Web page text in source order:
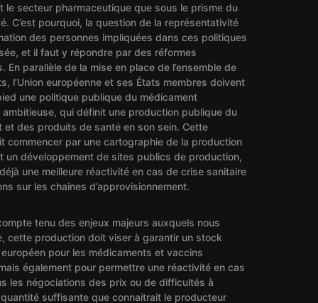
le secteur pharmaceutique que sous le prisme du
C’est pourquoi, la question de la représentativité
des personnes impliquées dans ces politiques
et il faut y répondre par des réformes
En parallèle de la mise en place de l’ensemble de
l’Union européenne et ses États membres doivent
une politique publique du médicament
ambitieuse, qui définit une production publique du
et des produits de santé en son sein. Cette
commencer par une cartographie de la production
un développement de sites publics de production,
une meilleure réactivité en cas de crise sanitaire
sur les chaines d’approvisionnement.
tenu des enjeux majeurs auxquels nous
cette production doit viser à garantir un stock
pour les médicaments et vaccins
également pour permettre une réactivité en cas
les négociations des prix ou de difficultés à
suffisante que connaitrait le producteur